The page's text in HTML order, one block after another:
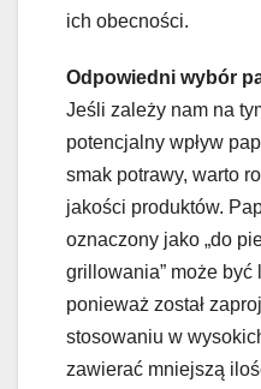
ich obecności.
Odpowiedni wybór
Jeśli zależy nam na
potencjalny wpływ
smak potrawy, warto
jakości produktów.
oznaczony jako „do
grillowania” może być
ponieważ został
stosowaniu w
zawierać mniejszą